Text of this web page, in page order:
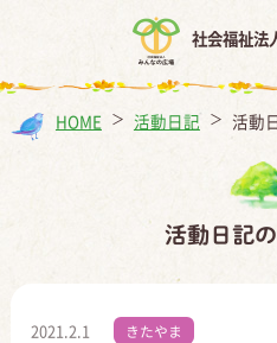
社会福祉法
HOME ＞ 活動日記 ＞ 活動
活動日記
2021.2.1 きたやま